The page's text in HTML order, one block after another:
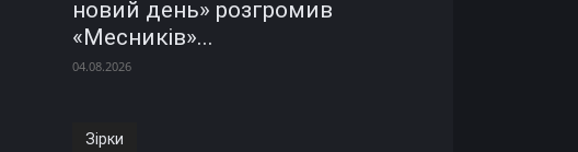
новий день» розгромив
«Месників»...
04.08.2026
Зірки